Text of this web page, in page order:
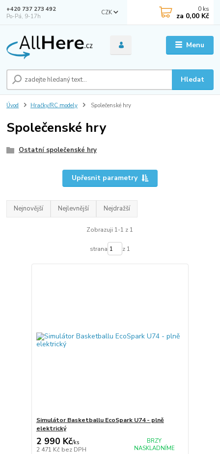
Menu
CZK
Hledat
+420 737 273 492
Po-Pá, 9-17h
0 ks
za 0,00 Kč
Úvod Hračky/RC modely Společenské hry
Společenské hry
Ostatní společenské hry
Upřesnit parametry
Nejnovější Nejlevnější Nejdražší
Zobrazuji 1-1 z 1
strana z 1
Simulátor Basketballu EcoSpark U74 - plně
elektrický
2 990 Kč/ks
2 471 Kč bez DPH
BRZY
NASKLADNÍME